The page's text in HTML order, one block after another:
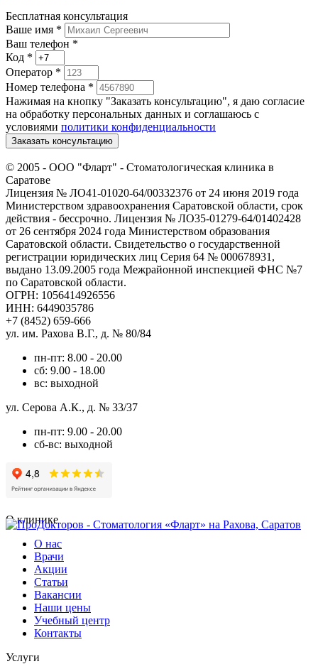
Бесплатная консультация
Ваше имя *
Ваш телефон *
Код *
Оператор *
Номер телефона *
Нажимая на кнопку "Заказать консультацию", я даю согласие
на обработку персональных данных и соглашаюсь c
условиями политики конфиденциальности
Заказать консультацию
© 2005 - ООО "Фларт" - Стоматологическая клиника в
Саратове
Лицензия № ЛО41-01020-64/00332376 от 24 июня 2019 года
Министерством здравоохранения Саратовской области, срок
действия - бессрочно. Лицензия № ЛО35-01279-64/01402428
от 26 сентября 2024 года Министерством образования
Саратовской области. Свидетельство о государственной
регистрации юридических лиц Серия 64 № 000678931,
выдано 13.09.2005 года Межрайонной инспекцией ФНС №7
по Саратовской области.
ОГРН: 1056414926556
ИНН: 6449035786
+7 (8452) 659-666
ул. им. Рахова В.Г., д. № 80/84
пн-пт: 8.00 - 20.00
сб: 9.00 - 18.00
вс: выходной
ул. Серова А.К., д. № 33/37
пн-пт: 9.00 - 20.00
сб-вс: выходной
О клинике
О нас
Врачи
Акции
Статьи
Вакансии
Наши цены
Учебный центр
Контакты
Услуги